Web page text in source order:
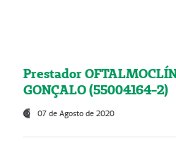
Prestador
GONÇALO (55004164-2)
07 de Agosto de 2020